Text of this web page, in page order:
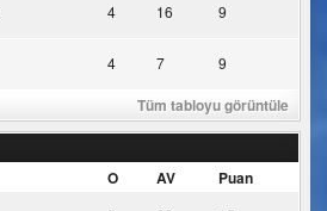
4 16 9
4 7 9
Tüm tabloyu görüntüle
O AV Puan